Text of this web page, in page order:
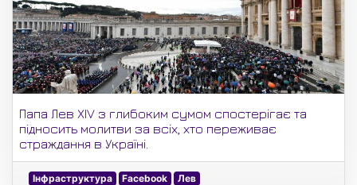
Папа Лев XIV з глибоким сумом спостерігає та
підносить молитви за всіх, хто переживає
страждання в Україні.
Інфраструктура Facebook Лев